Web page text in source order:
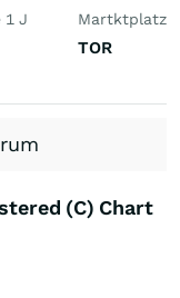
1 J Martktplatz
TOR
(C) Chart